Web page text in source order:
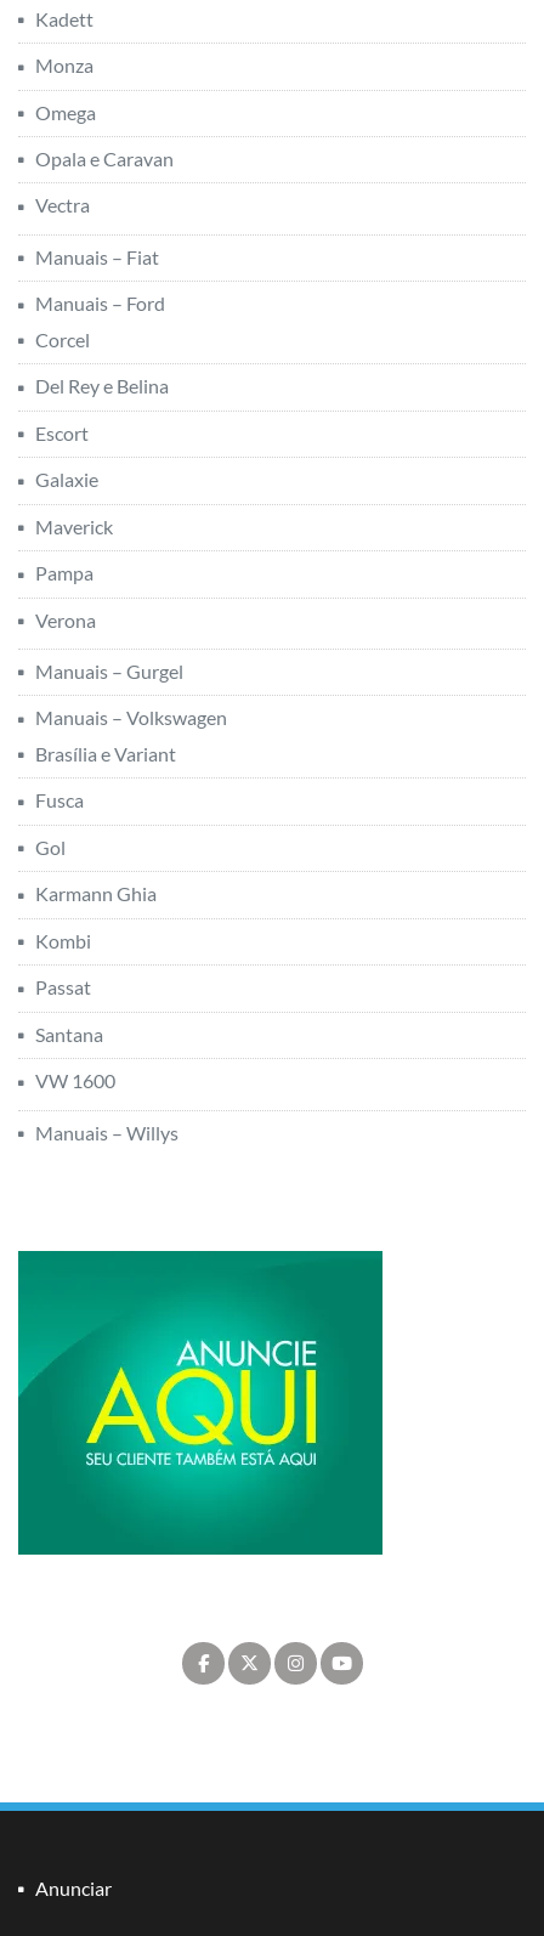
Kadett
Monza
Omega
Opala e Caravan
Vectra
Manuais – Fiat
Manuais – Ford
Corcel
Del Rey e Belina
Escort
Galaxie
Maverick
Pampa
Verona
Manuais – Gurgel
Manuais – Volkswagen
Brasília e Variant
Fusca
Gol
Karmann Ghia
Kombi
Passat
Santana
VW 1600
Manuais – Willys
Anunciar